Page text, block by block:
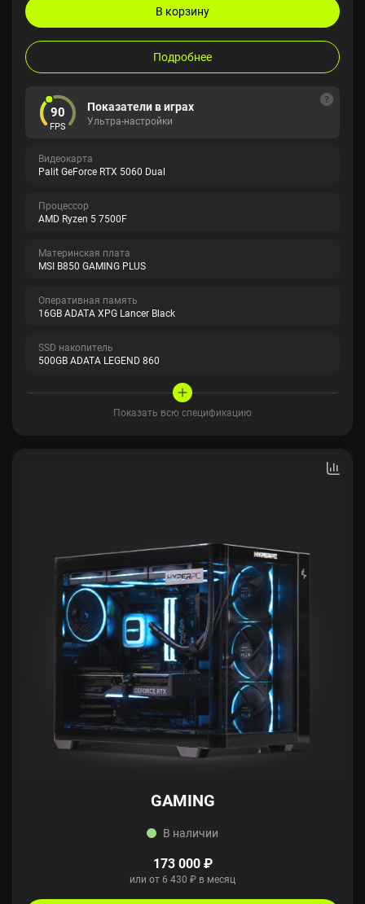
В корзину
Подробнее
90
FPS
Показатели в играх
Ультра-настройки
Видеокарта
Palit GeForce RTX 5060 Dual
Процессор
AMD Ryzen 5 7500F
Материнская плата
MSI B850 GAMING PLUS
Оперативная память
16GB ADATA XPG Lancer Black
SSD накопитель
500GB ADATA LEGEND 860
Показать всю спецификацию
GAMING
В наличии
173 000 ₽
или от 6 430 ₽ в месяц